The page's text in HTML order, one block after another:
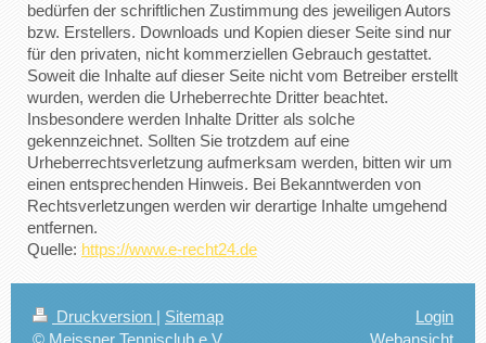
bedürfen der schriftlichen Zustimmung des jeweiligen Autors
bzw. Erstellers. Downloads und Kopien dieser Seite sind nur
für den privaten, nicht kommerziellen Gebrauch gestattet.
Soweit die Inhalte auf dieser Seite nicht vom Betreiber erstellt
wurden, werden die Urheberrechte Dritter beachtet.
Insbesondere werden Inhalte Dritter als solche
gekennzeichnet. Sollten Sie trotzdem auf eine
Urheberrechtsverletzung aufmerksam werden, bitten wir um
einen entsprechenden Hinweis. Bei Bekanntwerden von
Rechtsverletzungen werden wir derartige Inhalte umgehend
entfernen.
Quelle: https://www.e-recht24.de
Druckversion | Sitemap
© Meissner Tennisclub e.V.
Login
Webansicht